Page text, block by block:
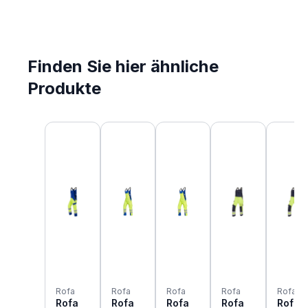
Finden Sie hier ähnliche
Produkte
Produktgalerie überspringen
Rofa
Rofa
Rofa
Rofa
Rofa
Rofa
Rofa
Rofa
Rofa
Rofa